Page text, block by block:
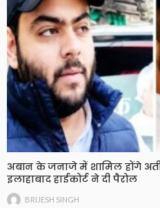
अबान के जनाजे में शामिल होंगे
इलाहाबाद हाईकोर्ट ने दी पैरोल
BRIJESH SINGH